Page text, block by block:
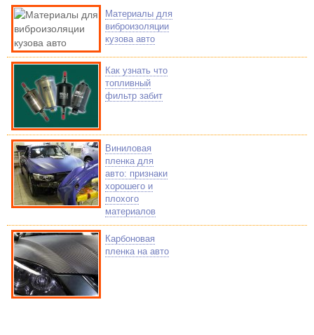
Материалы для
виброизоляции
кузова авто
Как узнать что
топливный
фильтр забит
Виниловая
пленка для
авто: признаки
хорошего и
плохого
материалов
Карбоновая
пленка на авто